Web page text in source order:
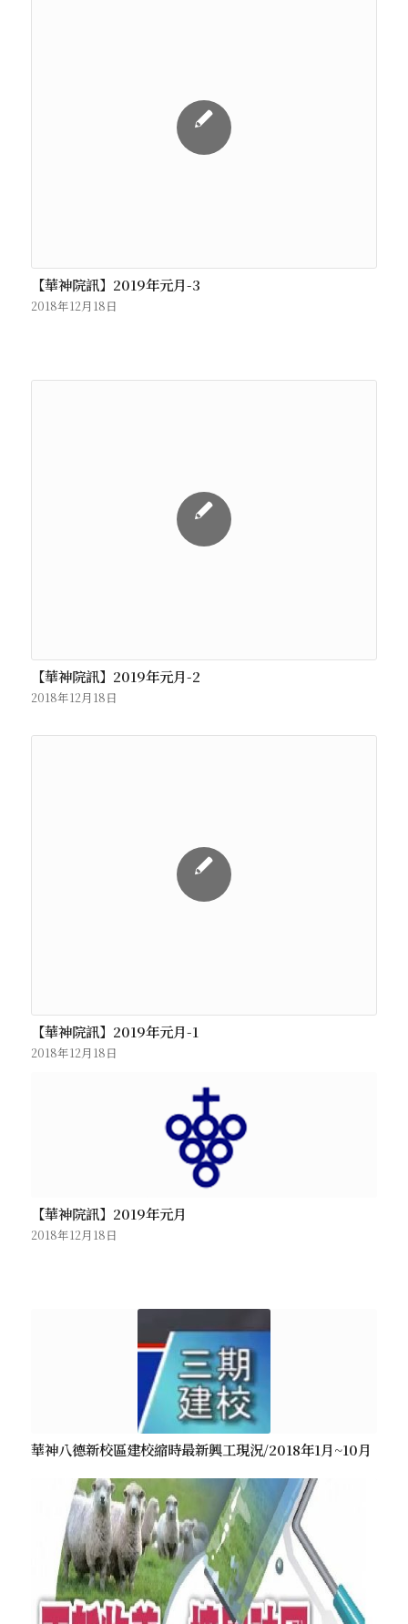
【華神院訊】2019年元月-3
2018年12月18日
【華神院訊】2019年元月-2
2018年12月18日
【華神院訊】2019年元月-1
2018年12月18日
【華神院訊】2019年元月
2018年12月18日
華神八德新校區建校縮時最新興工現況/2018年1月~10月